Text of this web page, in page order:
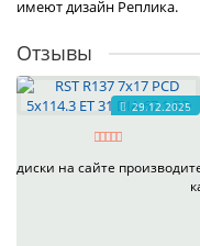
имеют дизайн Реплика.
Отзывы
29.12.2025
диски на сайте